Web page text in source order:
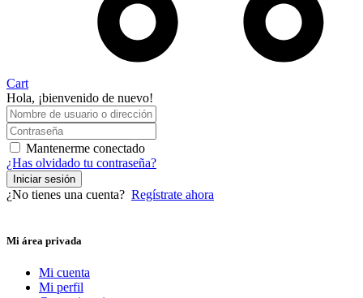
Cart
Hola, ¡bienvenido de nuevo!
Mantenerme conectado
¿Has olvidado tu contraseña?
Iniciar sesión
¿No tienes una cuenta? Regístrate ahora
Mi área privada
Mi cuenta
Mi perfil